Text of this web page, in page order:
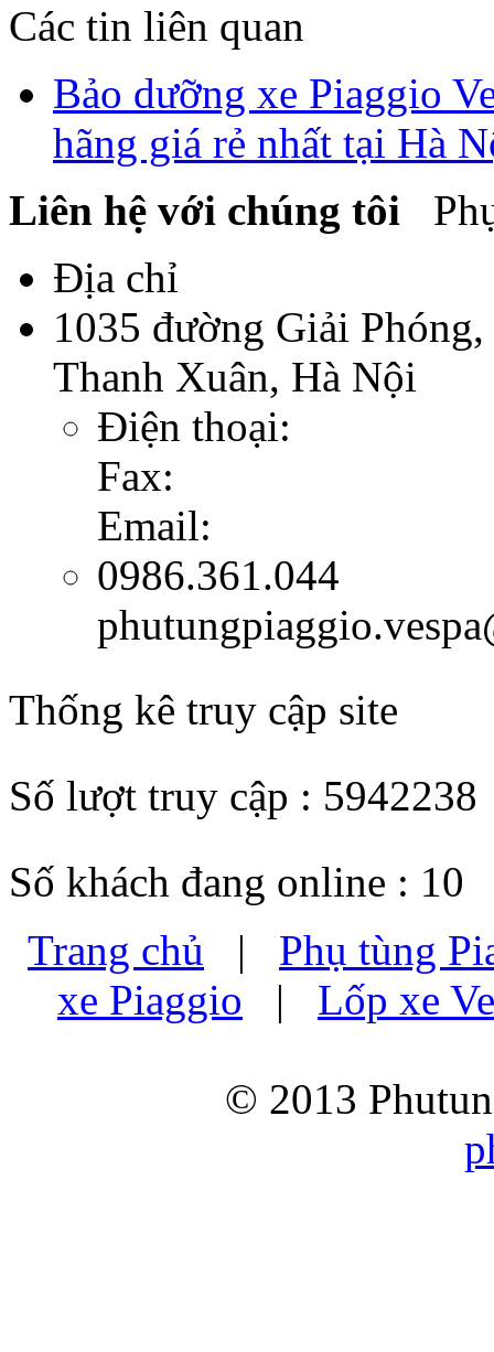
Các tin liên quan
Bảo dưỡng xe Piaggio
hãng giá rẻ nhất tại Hà
Liên hệ với chúng tôi
Địa chỉ
1035 đường Giải
Thanh Xuân, Hà Nội
Điện thoại:
Fax:
Email:
0986.361.044
Thống kê truy cập site
Số lượt truy cập : 5942238
Số khách đang online : 10
Trang chủ | Phụ tùng
xe Piaggio | Lốp xe
© 2013